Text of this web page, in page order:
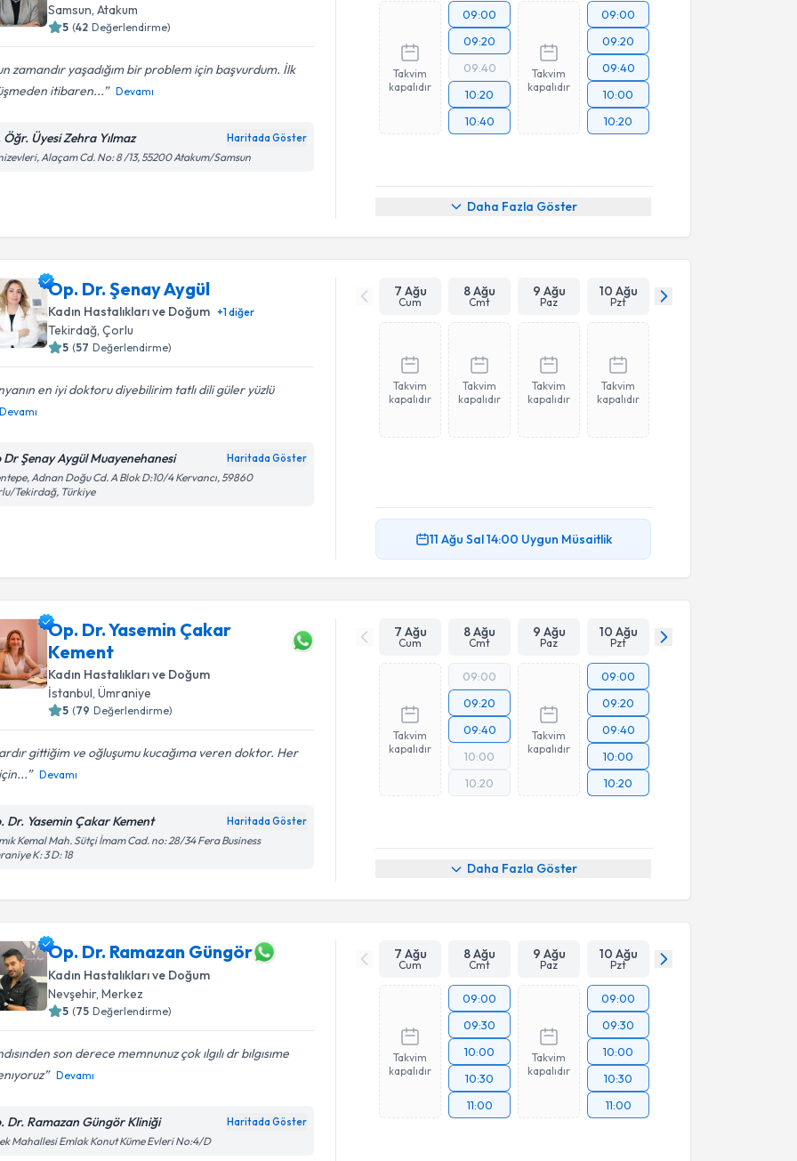
Samsun , Atakum
5 (42 Değerlendirme)
zamandır yaşadığım bir problem için başvurdum. İlk
itibaren...
Devamı
Öğr. Üyesi Zehra Yılmaz Haritada Göster
Alaçam Cd. No: 8 /13, 55200 Atakum/Samsun
Takvim
kapalıdır
09:00
09:20
09:40
10:20
10:40
Takvim
kapalıdır
09:00
09:20
09:40
10:00
10:20
Daha Fazla Göster
Op. Dr. Şenay Aygül
Kadın Hastalıkları ve Doğum +1diğer
Tekirdağ, Çorlu
5 (57 Değerlendirme)
en iyi doktoru diyebilirim tatlı dili güler yüzlü
Devamı
Dr Şenay Aygül Muayenehanesi Haritada Göster
Adnan Doğu Cd. A Blok D:10/4 Kervancı, 59860
Tekirdağ, Türkiye
7 Ağu
Cum
8 Ağu
Cmt
9 Ağu
Paz
10 Ağu
Pzt
Takvim
kapalıdır
Takvim
kapalıdır
Takvim
kapalıdır
Takvim
kapalıdır
11 Ağu Sal14:00 Uygun Müsaitlik
Op. Dr. Yasemin Çakar
Kement
Kadın Hastalıkları ve Doğum
İstanbul, Ümraniye
5 (79 Değerlendirme)
gittiğim ve oğluşumu kucağıma veren doktor. Her
Devamı
Dr. Yasemin Çakar Kement Haritada Göster
Kemal Mah. Sütçi İmam Cad. no: 28/34 Fera Business
K: 3 D: 18
7 Ağu
Cum
8 Ağu
Cmt
9 Ağu
Paz
10 Ağu
Pzt
Takvim
kapalıdır
09:00
09:20
09:40
10:00
10:20
Takvim
kapalıdır
09:00
09:20
09:40
10:00
10:20
Daha Fazla Göster
Op. Dr. Ramazan Güngör
Kadın Hastalıkları ve Doğum
Nevşehir, Merkez
5 (75 Değerlendirme)
son derece memnunuz çok ılgılı dr bılgısıme
Devamı
Dr. Ramazan Güngör Kliniği Haritada Göster
Mahallesi Emlak Konut Küme Evleri No:4/D
7 Ağu
Cum
8 Ağu
Cmt
9 Ağu
Paz
10 Ağu
Pzt
Takvim
kapalıdır
09:00
09:30
10:00
10:30
11:00
Takvim
kapalıdır
09:00
09:30
10:00
10:30
11:00